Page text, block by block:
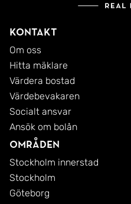
Kontakt
Om oss
Hitta mäklare
Värdera bostad
Värdebevakaren
Socialt ansvar
Ansök om bolån
Områden
Stockholm innerstad
Stockholm
Göteborg